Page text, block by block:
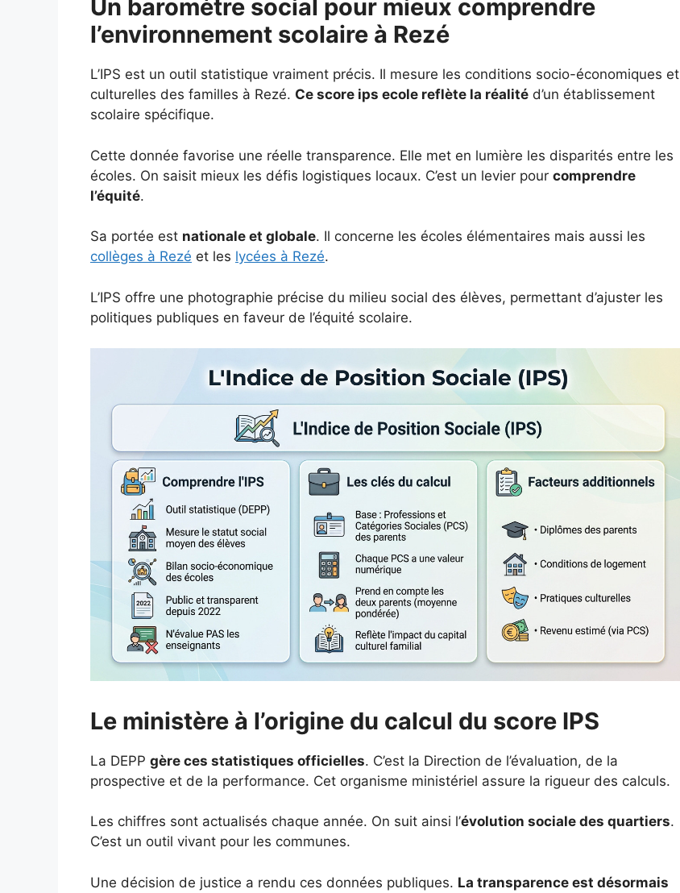
Un baromètre social pour mieux comprendre
l’environnement scolaire à Rezé
L’IPS est un outil statistique vraiment précis. Il mesure les conditions socio-économiques et
culturelles des familles à Rezé. Ce score ips ecole reflète la réalité d’un établissement
scolaire spécifique.
Cette donnée favorise une réelle transparence. Elle met en lumière les disparités entre les
écoles. On saisit mieux les défis logistiques locaux. C’est un levier pour comprendre
l’équité.
Sa portée est nationale et globale. Il concerne les écoles élémentaires mais aussi les
collèges à Rezé et les lycées à Rezé.
L’IPS offre une photographie précise du milieu social des élèves, permettant d’ajuster les
politiques publiques en faveur de l’équité scolaire.
Le ministère à l’origine du calcul du score IPS
La DEPP gère ces statistiques officielles. C’est la Direction de l’évaluation, de la
prospective et de la performance. Cet organisme ministériel assure la rigueur des calculs.
Les chiffres sont actualisés chaque année. On suit ainsi l’évolution sociale des quartiers.
C’est un outil vivant pour les communes.
Une décision de justice a rendu ces données publiques. La transparence est désormais